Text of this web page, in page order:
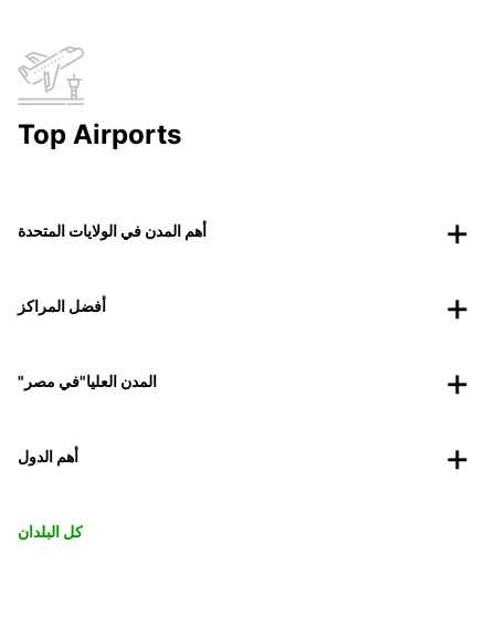
Top Airports
أهم المدن في الولايات المتحدة
أفضل المراكز
"المدن العليا"في مصر
أهم الدول
كل البلدان